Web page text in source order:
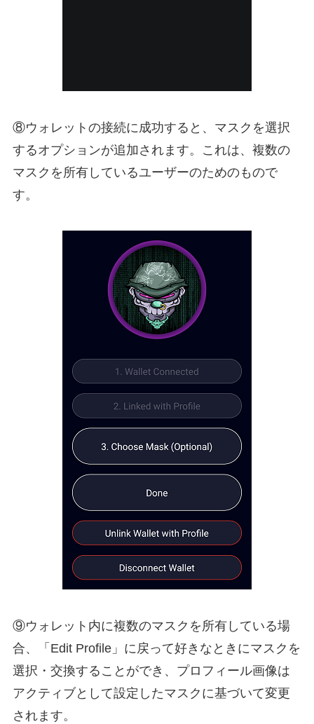
⑧ウォレットの接続に成功すると、マスクを選択
するオプションが追加されます。これは、複数の
マスクを所有しているユーザーのためのもので
す。
⑨ウォレット内に複数のマスクを所有している場
合、「Edit Profile」に戻って好きなときにマスクを
選択・交換することができ、プロフィール画像は
アクティブとして設定したマスクに基づいて変更
されます。